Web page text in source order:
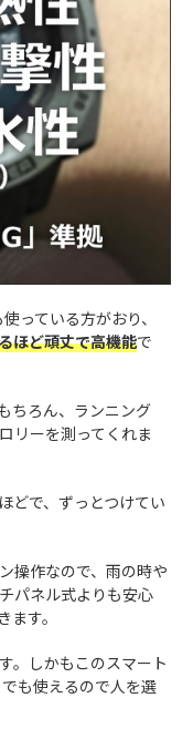
っている方がおり、
ほど頑丈で高機能で
ちろん、ランニング
リーを測ってくれま
どで、ずっとつけてい
操作なので、雨の時や
パネル式よりも安心
す。
。しかもこのスマート
も使えるので人を選